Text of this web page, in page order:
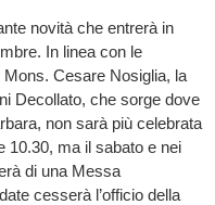
novità che entrerà in
In linea con le
Mons. Cesare Nosiglia, la
Decollato, che sorge dove
non sarà più celebrata
10.30, ma il sabato e nei
di una Messa
cesserà l’officio della